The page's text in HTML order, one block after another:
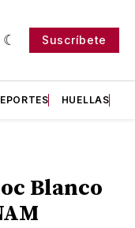
Suscríbete
HUELLAS
Blanco